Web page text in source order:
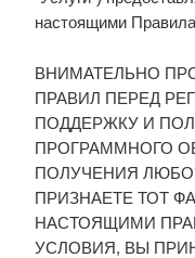
настоящими
ВНИМАТЕЛЬНО
ПРАВИЛ ПЕРЕД
ПОДДЕРЖКУ И
ПРОГРАММНОГО
ПОЛУЧЕНИЯ
ПРИЗНАЕТЕ ТОТ
НАСТОЯЩИМИ
УСЛОВИЯ, ВЫ